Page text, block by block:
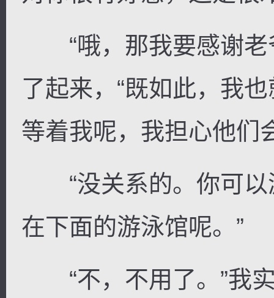
“哦，那我要感谢老
了起来，“既如此，我
等着我呢，我担心他们
“没关系的。你可以
在下面的游泳馆呢。”
“不，不用了。”我实